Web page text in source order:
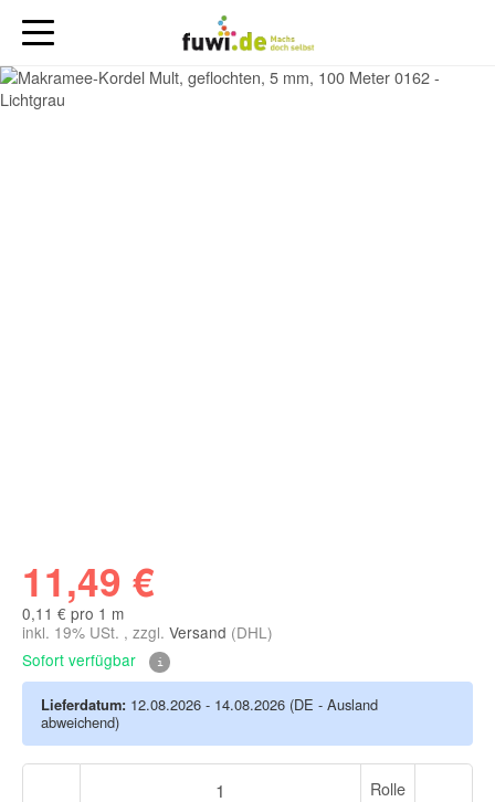
11,49 €
0,11 € pro 1 m
inkl. 19% USt. , zzgl. Versand (DHL)
Sofort verfügbar
Lieferdatum: 12.08.2026 - 14.08.2026 (DE - Ausland
abweichend)
Rolle